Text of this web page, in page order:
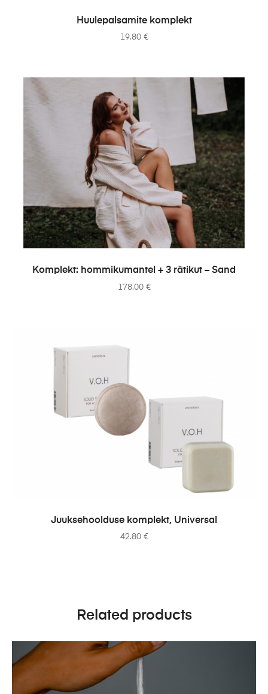
READ MORE
Huulepalsamite komplekt
19.80 €
ADD TO CART
Komplekt: hommikumantel + 3 rätikut – Sand
178.00 €
ADD TO CART
Juuksehoolduse komplekt, Universal
42.80 €
Related products